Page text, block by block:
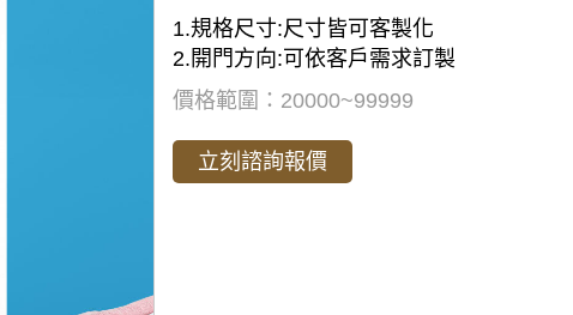
1.規格尺⼨:尺⼨皆可客製化
2.開⾨⽅向:可依客⼾需求訂製
價格範圍：20000~99999
立刻諮詢報價